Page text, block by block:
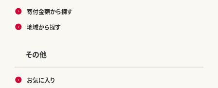
寄付金額から探す
地域から探す
その他
お気に入り